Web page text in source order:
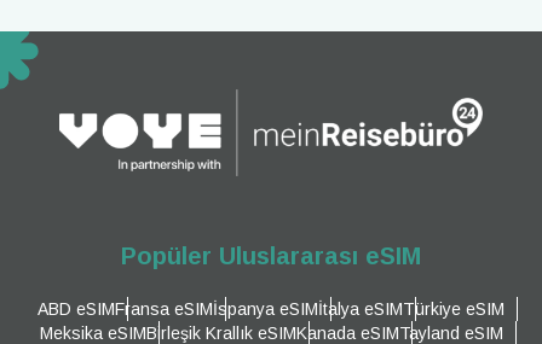
Popüler Uluslararası eSIM
ABD eSIMFransa eSIMİspanya eSIMİtalya eSIMTürkiye eSIM
Meksika eSIMBirleşik Krallık eSIMKanada eSIMTayland eSIM